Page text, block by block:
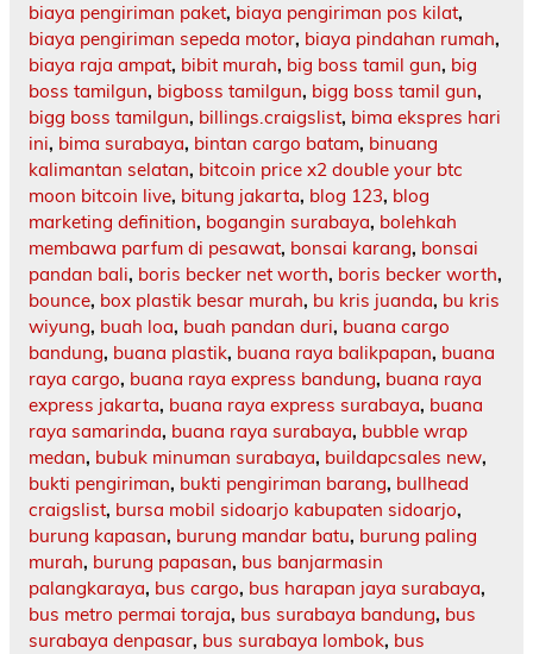
biaya pengiriman paket, biaya pengiriman pos kilat,
biaya pengiriman sepeda motor, biaya pindahan rumah,
biaya raja ampat, bibit murah, big boss tamil gun, big
boss tamilgun, bigboss tamilgun, bigg boss tamil gun,
bigg boss tamilgun, billings.craigslist, bima ekspres hari
ini, bima surabaya, bintan cargo batam, binuang
kalimantan selatan, bitcoin price x2 double your btc
moon bitcoin live, bitung jakarta, blog 123, blog
marketing definition, bogangin surabaya, bolehkah
membawa parfum di pesawat, bonsai karang, bonsai
pandan bali, boris becker net worth, boris becker worth,
bounce, box plastik besar murah, bu kris juanda, bu kris
wiyung, buah loa, buah pandan duri, buana cargo
bandung, buana plastik, buana raya balikpapan, buana
raya cargo, buana raya express bandung, buana raya
express jakarta, buana raya express surabaya, buana
raya samarinda, buana raya surabaya, bubble wrap
medan, bubuk minuman surabaya, buildapcsales new,
bukti pengiriman, bukti pengiriman barang, bullhead
craigslist, bursa mobil sidoarjo kabupaten sidoarjo,
burung kapasan, burung mandar batu, burung paling
murah, burung papasan, bus banjarmasin
palangkaraya, bus cargo, bus harapan jaya surabaya,
bus metro permai toraja, bus surabaya bandung, bus
surabaya denpasar, bus surabaya lombok, bus